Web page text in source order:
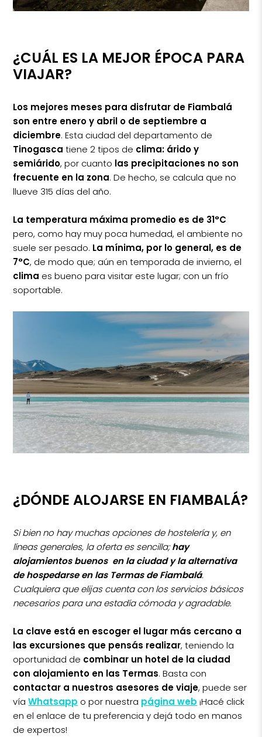
¿CUÁL ES LA MEJOR ÉPOCA PARA
VIAJAR?
Los mejores meses para disfrutar de Fiambalá
son entre enero y abril o de septiembre a
diciembre. Esta ciudad del departamento de
Tinogasca tiene 2 tipos de clima: árido y
semiárido, por cuanto las precipitaciones no son
frecuente en la zona. De hecho, se calcula que no
llueve 315 días del año.
La temperatura máxima promedio es de 31°C
pero, como hay muy poca humedad, el ambiente no
suele ser pesado. La mínima, por lo general, es de
7°C, de modo que; aún en temporada de invierno, el
clima es bueno para visitar este lugar; con un frío
soportable.
¿DÓNDE ALOJARSE EN FIAMBALÁ?
Si bien no hay muchas opciones de hostelería y, en
líneas generales, la oferta es sencilla;hay
alojamientos buenos en la ciudad y la alternativa
de hospedarse en las Termas de Fiambalá.
Cualquiera que elijas cuenta con los servicios básicos
necesarios para una estadía cómoda y agradable.
La clave está en escoger el lugar más cercano a
las excursiones que pensás realizar, teniendo la
oportunidad de combinar un hotel de la ciudad
con alojamiento en las Termas. Basta con
contactar a nuestros asesores de viaje, puede ser
víaWhatsapp o por nuestra página web ¡Hacé click
en el enlace de tu preferencia y dejá todo en manos
de expertos!